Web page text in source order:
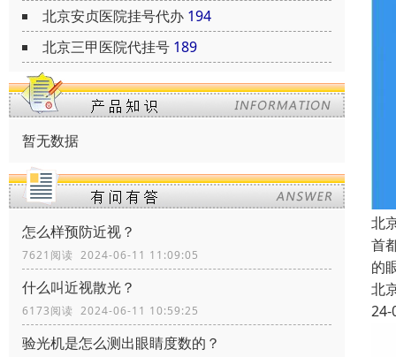
北京安贞医院挂号代办 194
北京三甲医院代挂号 189
暂无数据
怎么样预防近视？
7621阅读 2024-06-11 11:09:05
什么叫近视散光？
6173阅读 2024-06-11 10:59:25
验光机是怎么测出眼睛度数的？
北
首
的
北
24-